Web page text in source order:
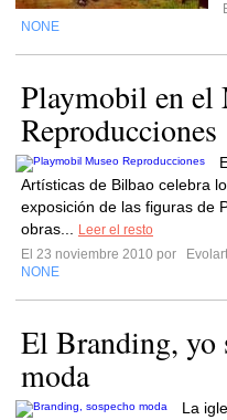
NONE
Playmobil en el
Reproducciones
Artísticas de Bilbao celebra
exposición de las figuras de
obras...
Leer el resto
El 23 noviembre 2010 por
Evolart
NONE
El Branding, yo
moda
La